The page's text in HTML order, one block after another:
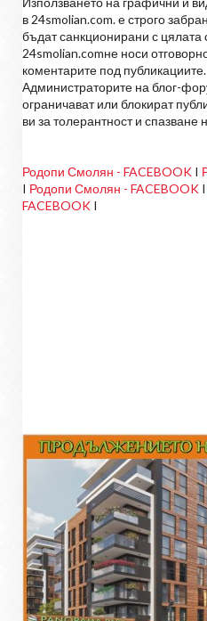
в 24smolian.com. е строго
бъдат санкционирани с цялата
24smolian.comне носи
коментарите под публикациите.
Администраторите на блог-
ограничават или блокират
ви за толерантност и спазване
Родопи Смолян - FACEBOOK I
I Родопи Смолян - FACEBOOK I
FACEBOOK I